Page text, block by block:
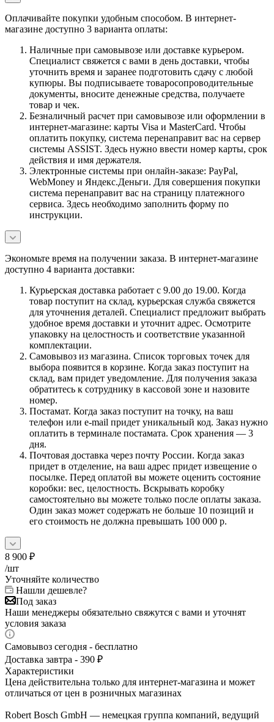
Оплачивайте покупки удобным способом. В интернет-
магазине доступно 3 варианта оплаты:
Наличные при самовывозе или доставке курьером.
Специалист свяжется с вами в день доставки, чтобы
уточнить время и заранее подготовить сдачу с любой
купюры. Вы подписываете товаросопроводительные
документы, вносите денежные средства, получаете
товар и чек.
Безналичный расчет при самовывозе или оформлении в
интернет-магазине: карты Visa и MasterCard. Чтобы
оплатить покупку, система перенаправит вас на сервер
системы ASSIST. Здесь нужно ввести номер карты, срок
действия и имя держателя.
Электронные системы при онлайн-заказе: PayPal,
WebMoney и Яндекс.Деньги. Для совершения покупки
система перенаправит вас на страницу платежного
сервиса. Здесь необходимо заполнить форму по
инструкции.
Экономьте время на получении заказа. В интернет-магазине
доступно 4 варианта доставки:
Курьерская доставка работает с 9.00 до 19.00. Когда
товар поступит на склад, курьерская служба свяжется
для уточнения деталей. Специалист предложит выбрать
удобное время доставки и уточнит адрес. Осмотрите
упаковку на целостность и соответствие указанной
комплектации.
Самовывоз из магазина. Список торговых точек для
выбора появится в корзине. Когда заказ поступит на
склад, вам придет уведомление. Для получения заказа
обратитесь к сотруднику в кассовой зоне и назовите
номер.
Постамат. Когда заказ поступит на точку, на ваш
телефон или e-mail придет уникальный код. Заказ нужно
оплатить в терминале постамата. Срок хранения — 3
дня.
Почтовая доставка через почту России. Когда заказ
придет в отделение, на ваш адрес придет извещение о
посылке. Перед оплатой вы можете оценить состояние
коробки: вес, целостность. Вскрывать коробку
самостоятельно вы можете только после оплаты заказа.
Один заказ может содержать не больше 10 позиций и
его стоимость не должна превышать 100 000 р.
8 900 ₽
/шт
Уточняйте количество
Нашли дешевле?
Под заказ
Наши менеджеры обязательно свяжутся с вами и уточнят
условия заказа
Самовывоз сегодня - бесплатно
Доставка завтра - 390 ₽
Характеристики
Цена действительна только для интернет-магазина и может
отличаться от цен в розничных магазинах
Robert Bosch GmbH — немецкая группа компаний, ведущий